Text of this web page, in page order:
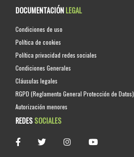
DOCUMENTACIÓNLEGAL
Condiciones de uso
Política de cookies
Política privacidad redes sociales
Condiciones Generales
Cláusulas legales
RGPD (Reglamento General Protección de Datos)
Autorización menores
REDESSOCIALES